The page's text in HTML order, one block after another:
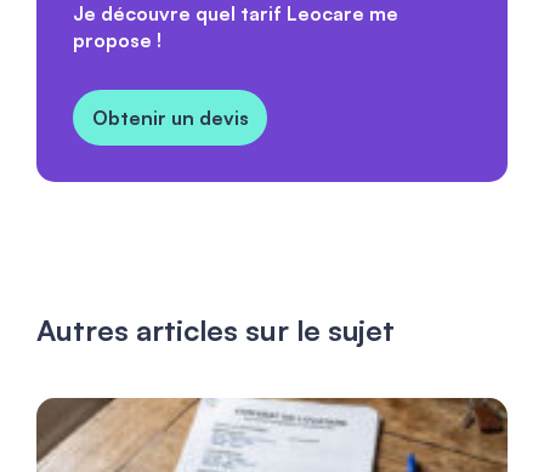
Je découvre quel tarif Leocare me
propose !
Obtenir un devis
Autres articles sur le sujet